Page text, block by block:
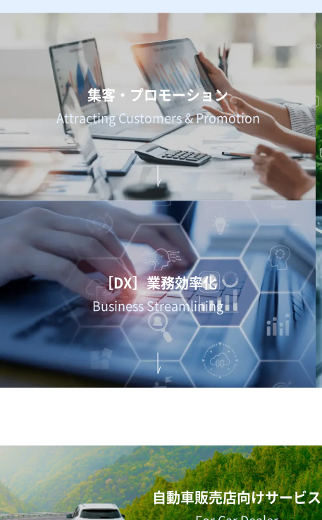
集客・プロモーション
Attracting Customers & Promotion
［DX］業務効率化
Business Streamlining
自動車販売店向けサービス